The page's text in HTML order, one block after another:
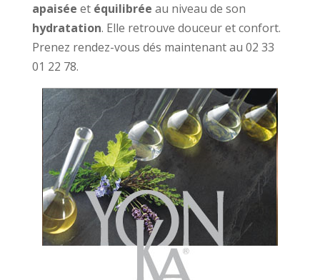
apaisée et équilibrée au niveau de son
hydratation. Elle retrouve douceur et confort.
Prenez rendez-vous dés maintenant au 02 33
01 22 78.